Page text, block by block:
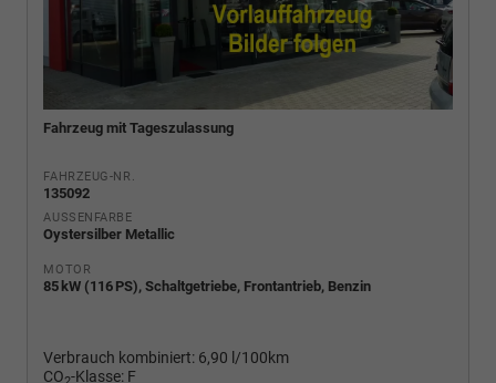
Fahrzeug mit Tageszulassung
FAHRZEUG-NR.
135092
AUSSENFARBE
Oystersilber Metallic
MOTOR
85 kW (116 PS), Schaltgetriebe, Frontantrieb, Benzin
Verbrauch kombiniert: 6,90 l/100km
CO -Klasse: F